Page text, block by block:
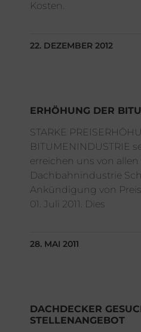
Kosten.
22. DEZEMBER 2012
ERHÖHUNG DER
STARKE
BITUMENINDUSTRIE
erreichen uns von
Dachbahnindustrie
Ankündigung von
01. Juli 2011. Dies
28. MAI 2011
DACHDECKER
STELLENANGEBOT